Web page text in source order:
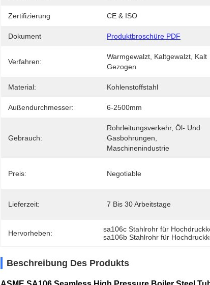
Zertifizierung CE & ISO
Dokument Produktbroschüre PDF
Verfahren:
Warmgewalzt, Kaltgewalzt, Kalt
Gezogen
Material: Kohlenstoffstahl
Außendurchmesser: 6-2500mm
Gebrauch:
Rohrleitungsverkehr, Öl- Und
Gasbohrungen,
Maschinenindustrie
Preis: Negotiable
Lieferzeit: 7 Bis 30 Arbeitstage
Hervorheben: sa106c Stahlrohr für
sa106b Stahlrohr für
Beschreibung Des Produkts